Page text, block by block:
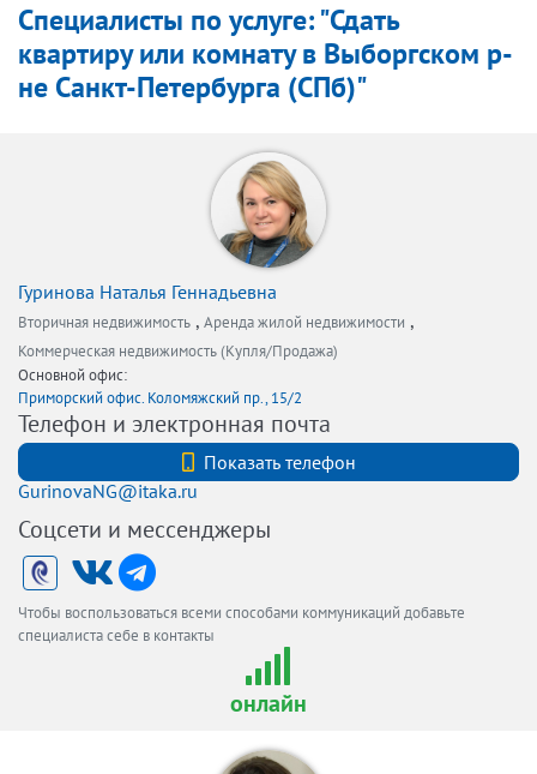
Специалисты по услуге: "Сдать
квартиру или комнату в Выборгском р-
не Санкт-Петербурга (СПб)"
Гуринова Наталья Геннадьевна
Вторичная недвижимость , Аренда жилой недвижимости ,
Коммерческая недвижимость (Купля/Продажа)
Основной офис:
Приморский офис. Коломяжский пр., 15/2
Телефон и электронная почта
Показать телефон
GurinovaNG@itaka.ru
Соцсети и мессенджеры
Чтобы воспользоваться всеми способами коммуникаций добавьте
специалиста себе в контакты
онлайн